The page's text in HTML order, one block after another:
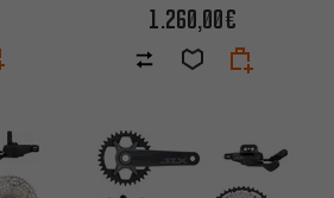
1.260,00€